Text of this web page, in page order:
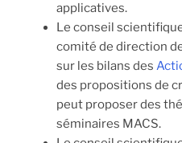
applicatives.
Le conseil
comité de direction
sur les bilans des
des propositions de
peut proposer des
séminaires MACS.